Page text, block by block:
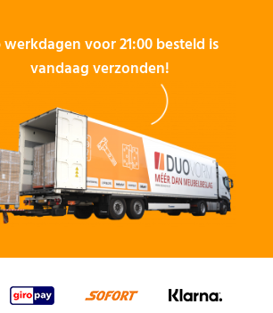
werkdagen voor 21:00 besteld is
vandaag verzonden!